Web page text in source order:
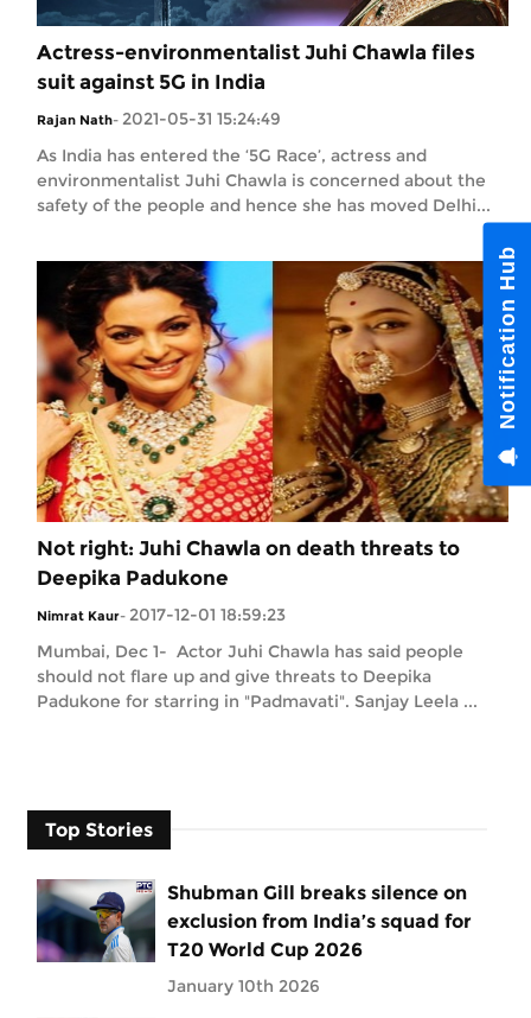
Actress-environmentalist Juhi Chawla files
suit against 5G in India
Rajan Nath- 2021-05-31 15:24:49
As India has entered the ‘5G Race’, actress and
environmentalist Juhi Chawla is concerned about the
safety of the people and hence she has moved Delhi...
Not right: Juhi Chawla on death threats to
Deepika Padukone
Nimrat Kaur- 2017-12-01 18:59:23
Mumbai, Dec 1- Actor Juhi Chawla has said people
should not flare up and give threats to Deepika
Padukone for starring in "Padmavati". Sanjay Leela ...
Top Stories
Shubman Gill breaks silence on
exclusion from India’s squad for
T20 World Cup 2026
January 10th 2026